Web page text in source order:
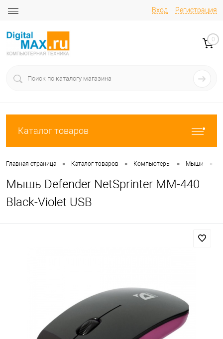
Вход Регистрация
0
Каталог товаров
Главная страница • Каталог товаров • Компьютеры • Мыши •
Мышь Defender NetSprinter MM-440
Black-Violet USB